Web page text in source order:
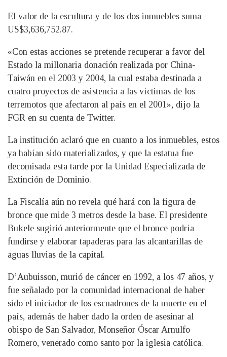
El valor de la escultura y de los dos inmuebles suma
US$3,636,752.87.
«Con estas acciones se pretende recuperar a favor del
Estado la millonaria donación realizada por China-
Taiwán en el 2003 y 2004, la cual estaba destinada a
cuatro proyectos de asistencia a las víctimas de los
terremotos que afectaron al país en el 2001», dijo la
FGR en su cuenta de Twitter.
La institución aclaró que en cuanto a los inmuebles, estos
ya habían sido materializados, y que la estatua fue
decomisada esta tarde por la Unidad Especializada de
Extinción de Dominio.
La Fiscalía aún no revela qué hará con la figura de
bronce que mide 3 metros desde la base. El presidente
Bukele sugirió anteriormente que el bronce podría
fundirse y elaborar tapaderas para las alcantarillas de
aguas lluvias de la capital.
D’Aubuisson, murió de cáncer en 1992, a los 47 años, y
fue señalado por la comunidad internacional de haber
sido el iniciador de los escuadrones de la muerte en el
país, además de haber dado la orden de asesinar al
obispo de San Salvador, Monseñor Óscar Arnulfo
Romero, venerado como santo por la iglesia católica.